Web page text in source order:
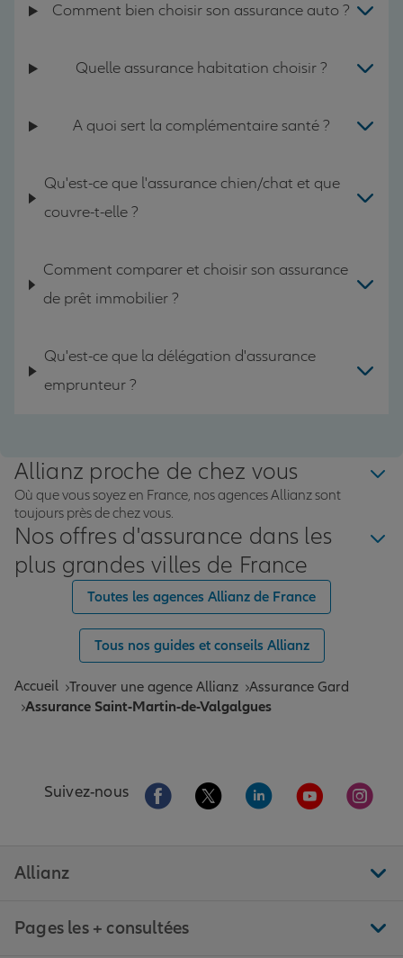
Comment bien choisir son assurance auto ?
Quelle assurance habitation choisir ?
A quoi sert la complémentaire santé ?
Qu'est-ce que l'assurance chien/chat et que
couvre-t-elle ?
Comment comparer et choisir son assurance
de prêt immobilier ?
Qu'est-ce que la délégation d'assurance
emprunteur ?
Allianz proche de chez vous
Où que vous soyez en France, nos agences Allianz sont
toujours près de chez vous.
Nos offres d'assurance dans les
plus grandes villes de France
Toutes les agences Allianz de France
Tous nos guides et conseils Allianz
Accueil Trouver une agence Allianz Assurance Gard
Assurance Saint-Martin-de-Valgalgues
Suivez-nous Aller sur la page Facebook de Allianz
Aller sur la page Twitter de
Aller sur la page
Aller sur la
Aller
Allianz
Pages les + consultées